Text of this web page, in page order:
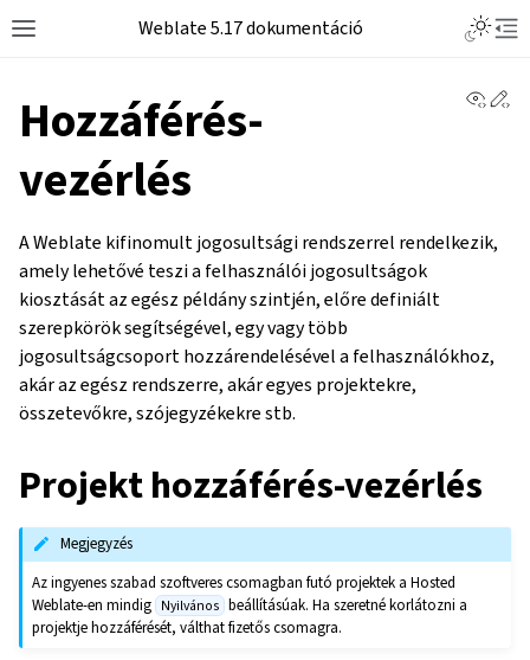
Weblate 5.17 dokumentáció
Hozzáférés-
vezérlés
A Weblate kifinomult jogosultsági rendszerrel rendelkezik,
amely lehetővé teszi a felhasználói jogosultságok
kiosztását az egész példány szintjén, előre definiált
szerepkörök segítségével, egy vagy több
jogosultságcsoport hozzárendelésével a felhasználókhoz,
akár az egész rendszerre, akár egyes projektekre,
összetevőkre, szójegyzékekre stb.
Projekt hozzáférés-vezérlés
Megjegyzés
Az ingyenes szabad szoftveres csomagban futó projektek a Hosted
Weblate-en mindig Nyilvános beállításúak. Ha szeretné korlátozni a
projektje hozzáférését, válthat fizetős csomagra.